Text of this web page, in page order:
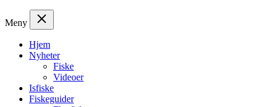
Meny
Hjem
Nyheter
Fiske
Videoer
Isfiske
Fiskeguider